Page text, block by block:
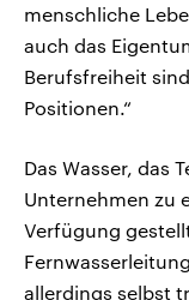
menschliche
auch das
Berufsfreiheit
Positionen.“
Das Wasser, das
Unternehmen zu
Verfügung
allerdings selbst